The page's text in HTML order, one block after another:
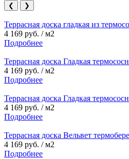
❮ ❯
Террасная доска гладкая из
4 169 руб. / м2
Подробнее
Террасная доска Гладкая
4 169 руб. / м2
Подробнее
Террасная доска Гладкая
4 169 руб. / м2
Подробнее
Террасная доска Вельвет
4 169 руб. / м2
Подробнее